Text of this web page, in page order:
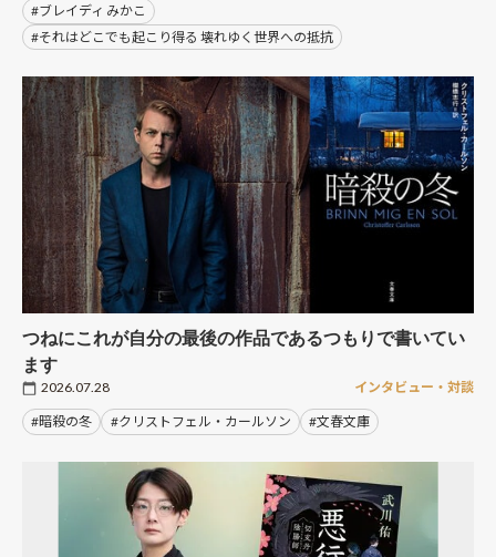
#ブレイディ みかこ
#それはどこでも起こり得る 壊れゆく世界への抵抗
つねにこれが自分の最後の作品であるつもりで書いてい
ます
2026.07.28 インタビュー・対談
#暗殺の冬 #クリストフェル・カールソン #文春文庫